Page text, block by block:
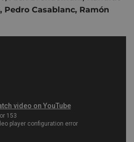
, Pedro Casablanc, Ramón